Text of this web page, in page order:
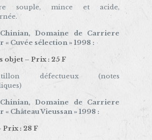
souple, mince et acide,
Chinian, Domaine de Carriere
« Cuvée sélection » 1998 :
objet – Prix : 25 F
défectueux (notes
Chinian, Domaine de Carriere
« Château Vieussan » 1998 :
Prix : 28 F